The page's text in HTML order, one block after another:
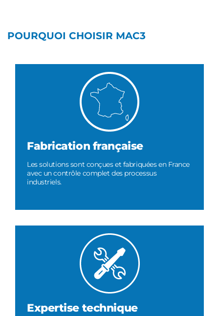
POURQUOI CHOISIR MAC3
Fabrication française
Les solutions sont conçues et fabriquées en France
avec un contrôle complet des processus
industriels.
Expertise technique